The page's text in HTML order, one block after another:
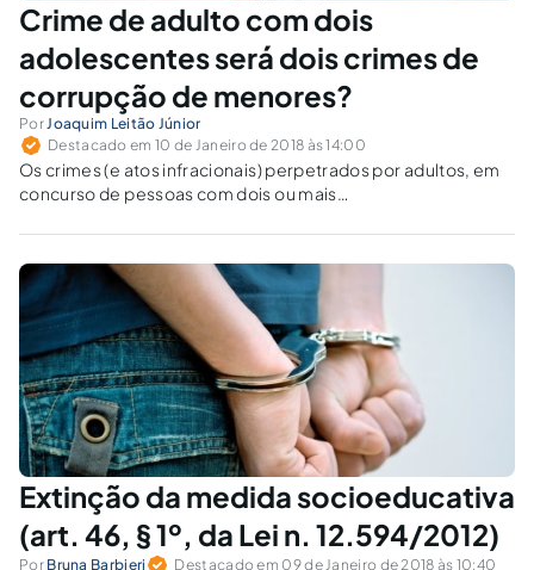
Crime de adulto com dois
adolescentes será dois crimes de
corrupção de menores?
PorJoaquim Leitão Júnior
Destacado em 10 de Janeiro de 2018 às 14:00
Os crimes (e atos infracionais) perpetrados por adultos, em
concurso de pessoas com dois ou mais
mais crimes de corrupção de menores ao perpetrador?
Extinção da medida socioeducativa
(art. 46, § 1º, da Lei n. 12.594/2012)
Por Bruna Barbieri Destacado em 09 de Janeiro de 2018 às 10:40